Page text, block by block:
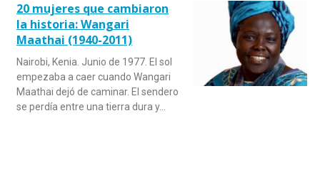
20 mujeres que cambiaron
la historia: Wangari
Maathai (1940-2011)
Nairobi, Kenia. Junio de 1977. El sol
empezaba a caer cuando Wangari
Maathai dejó de caminar. El sendero
se perdía entre una tierra dura y…